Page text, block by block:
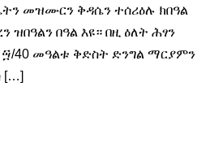
መዝሙርን ቅዳሴን ተሰሪዕሉ ክበዓል
በዓል እዩ። በዚ ዕለት ሕፃን
40 መዓልቱ ቅድስት ድንግል ማርያምን
[…]